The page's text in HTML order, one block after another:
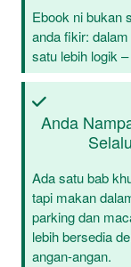
Ebook ni bukan
anda fikir:
satu lebih logik
Anda
Ada satu bab
tapi makan
parking dan
lebih bersedia
angan-angan.